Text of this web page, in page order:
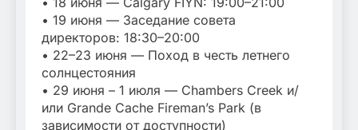
• 19 июня — Заседание совета
директоров: 18:30–20:00
• 22–23 июня — Поход в честь летнего
солнцестояния
• 29 июня – 1 июля — Chambers Creek и/
или Grande Cache Fireman’s Park (в
зависимости от доступности)